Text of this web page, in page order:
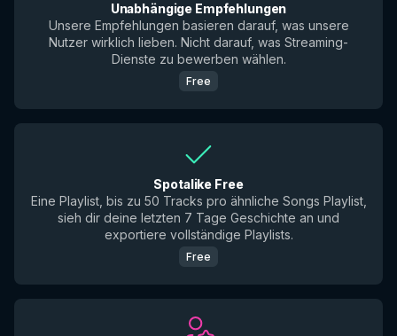
Unabhängige Empfehlungen
Unsere Empfehlungen basieren darauf, was unsere
Nutzer wirklich lieben. Nicht darauf, was Streaming-
Dienste zu bewerben wählen.
Free
Spotalike Free
Eine Playlist, bis zu 50 Tracks pro ähnliche Songs Playlist,
sieh dir deine letzten 7 Tage Geschichte an und
exportiere vollständige Playlists.
Free